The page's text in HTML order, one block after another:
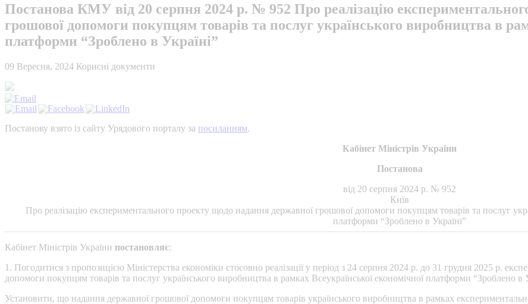
Постанова КМУ від 20 серпня 2024 р. № 952 Про реалізацію
грошової допомоги покупцям товарів та послуг українського виробництва в
платформи “Зроблено в Україні”
09 Вересня, 2024 Корисні документи
Постанову взято із сайту Урядового порталу за посиланням.
Кабінет Міністрів України
Постанова
від 20 серпня 2024 р. № 952
Київ
Про реалізацію експериментального проекту щодо надання державної грошової допомоги покупцям товарів та послуг
платформи “Зроблено в Україні”
Кабінет Міністрів України постановляє:
1. Погодитися з пропозицією Міністерства економіки стосовно реалізації у період з 24 серпня 2024 р. до 31 грудня 2025 р.
допомоги покупцям товарів та послуг українського виробництва в рамках Всеукраїнської економічної платформи “Зроблено
Установити, що надання державної грошової допомоги покупцям товарів українського виробництва в рамках